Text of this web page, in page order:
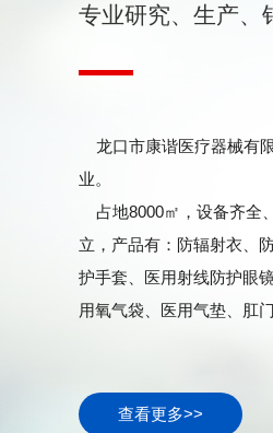
专业研究、生产、
龙口市康谐医疗器械有
业。
占地8000㎡，设备齐全
立，产品有：防辐射衣、
护手套、医用射线防护眼
用氧气袋、医用气垫、肛
查看更多>>